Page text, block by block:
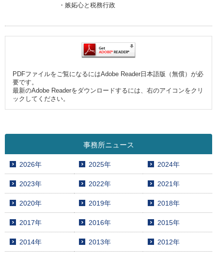
・嫉妬心と税務行政
PDFファイルをご覧になるにはAdobe Reader日本語版（無償）が必
要です。
最新のAdobe Readerをダウンロードするには、右のアイコンをクリ
ックしてください。
事務所ニュース
2026年 2025年 2024年
2023年 2022年 2021年
2020年 2019年 2018年
2017年 2016年 2015年
2014年 2013年 2012年